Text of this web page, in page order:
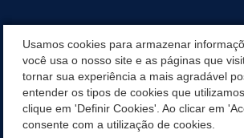
SERVIÇOS
SERVIÇOS DO DEPARTAMENTO DE RECEITA
Usamos cookies para armazenar
você usa o nosso site e as páginas que
tornar sua experiência a mais agradável
entender os tipos de cookies que
clique em 'Definir Cookies'. Ao clicar em
consente com a utilização de cookies.